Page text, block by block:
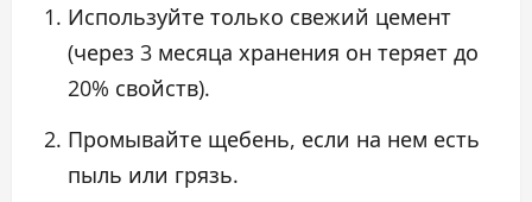
Используйте только свежий цемент
(через 3 месяца хранения он теряет до
20% свойств).
Промывайте щебень, если на нем есть
пыль или грязь.